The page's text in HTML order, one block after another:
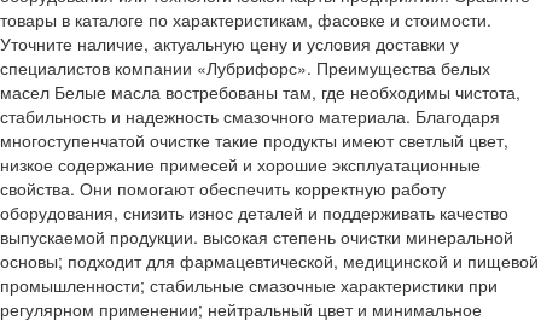
товары в каталоге по характеристикам, фасовке и стоимости.
Уточните наличие, актуальную цену и условия доставки у
специалистов компании «Лубрифорс». Преимущества белых
масел Белые масла востребованы там, где необходимы чистота,
стабильность и надежность смазочного материала. Благодаря
многоступенчатой очистке такие продукты имеют светлый цвет,
низкое содержание примесей и хорошие эксплуатационные
свойства. Они помогают обеспечить корректную работу
оборудования, снизить износ деталей и поддерживать качество
выпускаемой продукции. высокая степень очистки минеральной
основы; подходит для фармацевтической, медицинской и пищевой
промышленности; стабильные смазочные характеристики при
регулярном применении; нейтральный цвет и минимальное